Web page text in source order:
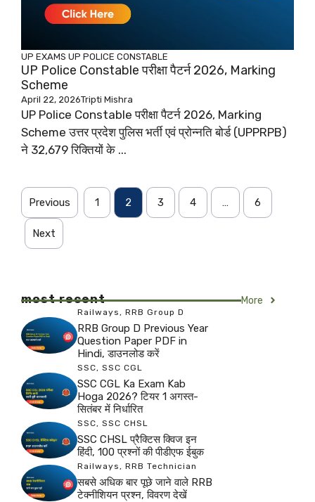
UP EXAMS UP POLICE CONSTABLE
UP Police Constable परीक्षा पैटर्न 2026, Marking
Scheme
April 22, 2026Tripti Mishra
UP Police Constable परीक्षा पैटर्न 2026, Marking
Scheme उत्तर प्रदेश पुलिस भर्ती एवं प्रोन्नति बोर्ड (UPPRPB)
ने 32,679 रिक्तियों के ...
Previous 1 2 3 4 … 6
Next
most recent More
Railways , RRB Group D
RRB Group D Previous Year
Question Paper PDF in
Hindi, डाउनलोड करें
SSC, SSC CGL
SSC CGL Ka Exam Kab
Hoga 2026? टियर 1 अगस्त-
सितंबर में निर्धारित
SSC, SSC CHSL
SSC CHSL प्रैक्टिस क्विज इन
हिंदी, 100 प्रश्नों की पीडीएफ ईबुक
Railways , RRB Technician
सबसे अधिक बार पूछे जाने वाले RRB
टेक्नीशियन प्रश्न, विवरण देखें